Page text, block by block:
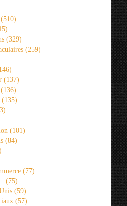
(510)
(329)
(259)
(137)
(136)
(135)
(101)
(84)
(77)
(75)
(59)
(57)